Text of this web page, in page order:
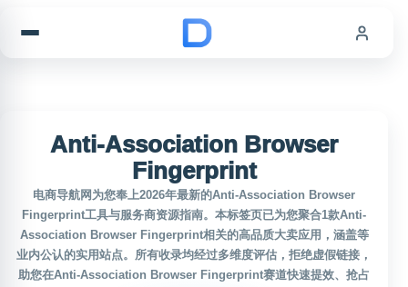
Anti-Association Browser
Fingerprint
电商导航网为您奉上2026年最新的Anti-Association Browser
Fingerprint工具与服务商资源指南。本标签页已为您聚合1款Anti-
Association Browser Fingerprint相关的高品质大卖应用，涵盖等
业内公认的实用站点。所有收录均经过多维度评估，拒绝虚假链接，
助您在Anti-Association Browser Fingerprint赛道快速提效、抢占